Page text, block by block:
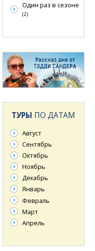
Один раз в сезоне
(2)
ТУРЫ ПО ДАТАМ
Август
Сентябрь
Октябрь
Ноябрь
Декабрь
Январь
Февраль
Март
Апрель